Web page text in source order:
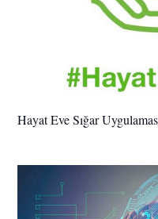
Hayat Eve Sığar